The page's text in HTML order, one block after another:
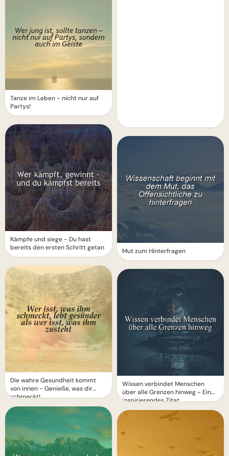
Tanze im Leben - nicht nur auf
Partys!
Kämpfe und siege - Du hast
bereits den ersten Schritt getan
Die wahre Gesundheit kommt
von innen - Genieße, was dir
schmeckt!
Mut zum Hinterfragen
Wissen verbindet Menschen
über alle Grenzen hinweg - Ein
inspirierendes Zitat